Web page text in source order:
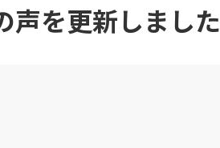
声を更新しました